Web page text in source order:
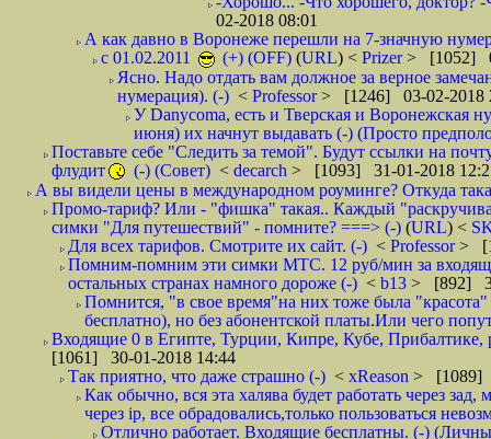
02-2018 08:01
А как давно в Воронеже перешли на 7-значную
с 01.02.2011
(+) (OFF) (URL) < Prizer> [1052]
Ясно. Надо отдать вам должное за верное
нумерация). (-) < Professor> [1246] 03-02-2018
У Danycoma, есть и Тверская и Воронежская
июня) их начнут выдавать (-) (Просто
Поставьте себе "Следить за темой". Будут ссылки на
флудит
(-) (Совет) < decarch > [1093] 31-01-2018
А вы видели цены в международном роуминге? Откуда
Промо-тариф? Или - "фишка" такая.. Каждый
симки "Для путешествий" - помните? ===> (-) (URL) <
Для всех тарифов. Смотрите их сайт. (-) < Professor>
Помним-помним эти симки МТС. 12 руб/мин за
остальных странах намного дороже (-) < b13 > [892]
Помнится, "в свое время"на них тоже была
бесплатно), но без абонентской платы.Или чего
Входящие 0 в Египте, Турции, Кипре, Кубе,
[1061] 30-01-2018 14:44
Так приятно, что даже страшно (-) < xReason > [1089]
Как обычно, вся эта халява будет работать через
через ip, все обрадовались,только пользоваться
Отлично работает. Входящие бесплатны. (-)